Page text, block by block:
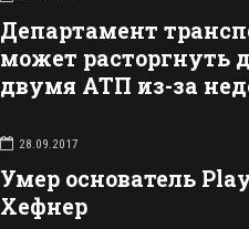
Департамент
может расторгнуть
двумя АТП из-за
28.09.2017
Умер основатель
Хефнер